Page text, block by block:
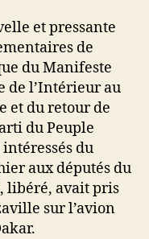
et pressante
de
du Manifeste
de l’Intérieur au
et du retour de
du Peuple
du
aux députés du
libéré, avait pris
sur l’avion